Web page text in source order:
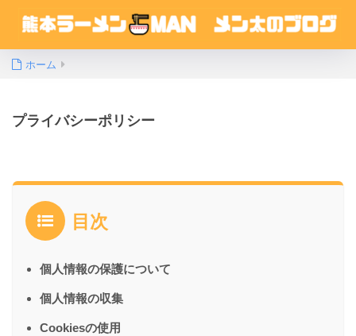
ホーム
プライバシーポリシー
目次
個人情報の保護について
個人情報の収集
Cookiesの使用